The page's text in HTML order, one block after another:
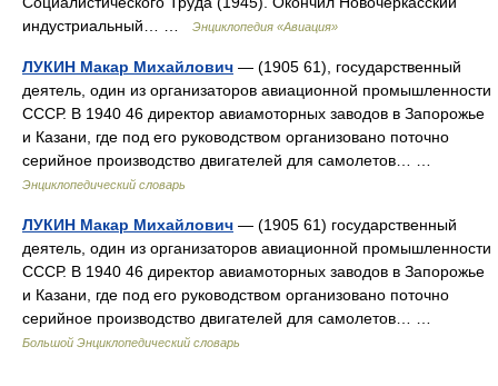
индустриальный… …
Энциклопедия «Авиация»
ЛУКИН Макар Михайлович — (1905 61), государственный
деятель, один из организаторов авиационной промышленности
СССР. В 1940 46 директор авиамоторных заводов в Запорожье
и Казани, где под его руководством организовано поточно
серийное производство двигателей для самолетов… …
Энциклопедический словарь
ЛУКИН Макар Михайлович — (1905 61) государственный
деятель, один из организаторов авиационной промышленности
СССР. В 1940 46 директор авиамоторных заводов в Запорожье
и Казани, где под его руководством организовано поточно
серийное производство двигателей для самолетов… …
Большой Энциклопедический словарь